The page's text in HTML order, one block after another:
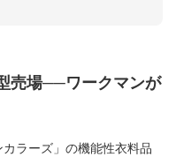
売場──ワークマンが
ラーズ」の機能性衣料品